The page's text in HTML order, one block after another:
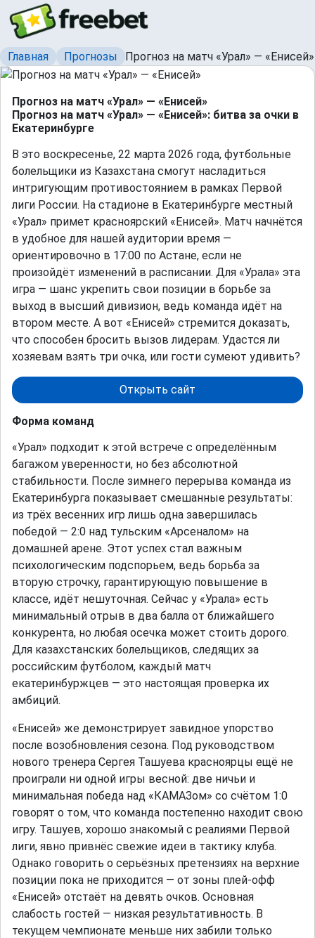
Главная Прогнозы Прогноз на матч «Урал» — «Енисей»
Прогноз на матч «Урал» — «Енисей»
Прогноз на матч «Урал» — «Енисей»: битва за очки в
Екатеринбурге
В это воскресенье, 22 марта 2026 года, футбольные
болельщики из Казахстана смогут насладиться
интригующим противостоянием в рамках Первой
лиги России. На стадионе в Екатеринбурге местный
«Урал» примет красноярский «Енисей». Матч начнётся
в удобное для нашей аудитории время —
ориентировочно в 17:00 по Астане, если не
произойдёт изменений в расписании. Для «Урала» эта
игра — шанс укрепить свои позиции в борьбе за
выход в высший дивизион, ведь команда идёт на
втором месте. А вот «Енисей» стремится доказать,
что способен бросить вызов лидерам. Удастся ли
хозяевам взять три очка, или гости сумеют удивить?
Открыть сайт
Форма команд
«Урал» подходит к этой встрече с определённым
багажом уверенности, но без абсолютной
стабильности. После зимнего перерыва команда из
Екатеринбурга показывает смешанные результаты:
из трёх весенних игр лишь одна завершилась
победой — 2:0 над тульским «Арсеналом» на
домашней арене. Этот успех стал важным
психологическим подспорьем, ведь борьба за
вторую строчку, гарантирующую повышение в
классе, идёт нешуточная. Сейчас у «Урала» есть
минимальный отрыв в два балла от ближайшего
конкурента, но любая осечка может стоить дорого.
Для казахстанских болельщиков, следящих за
российским футболом, каждый матч
екатеринбуржцев — это настоящая проверка их
амбиций.
«Енисей» же демонстрирует завидное упорство
после возобновления сезона. Под руководством
нового тренера Сергея Ташуева красноярцы ещё не
проиграли ни одной игры весной: две ничьи и
минимальная победа над «КАМАЗом» со счётом 1:0
говорят о том, что команда постепенно находит свою
игру. Ташуев, хорошо знакомый с реалиями Первой
лиги, явно привнёс свежие идеи в тактику клуба.
Однако говорить о серьёзных претензиях на верхние
позиции пока не приходится — от зоны плей-офф
«Енисей» отстаёт на девять очков. Основная
слабость гостей — низкая результативность. В
текущем чемпионате меньше них забили только